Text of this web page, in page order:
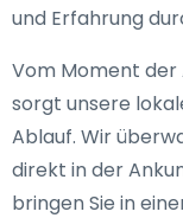
und Erfahrung
Vom Moment
sorgt unsere
Ablauf. Wir
direkt in der
bringen Sie in